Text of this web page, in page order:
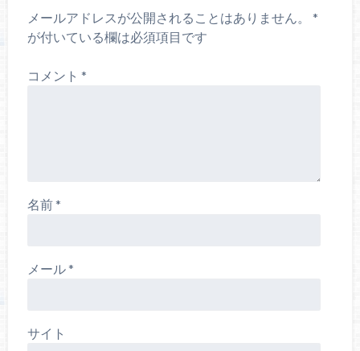
メールアドレスが公開されることはありません。
*
が付いている欄は必須項目です
コメント *
名前*
メール*
サイト